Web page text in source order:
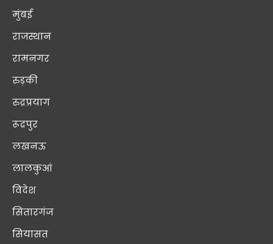
मुंबई
राजस्थान
रामनगर
रुड़की
रुद्रप्रयाग
रूद्रपुर
लखनऊ
लालकुआं
विदेश
सितारगंज
सियासत